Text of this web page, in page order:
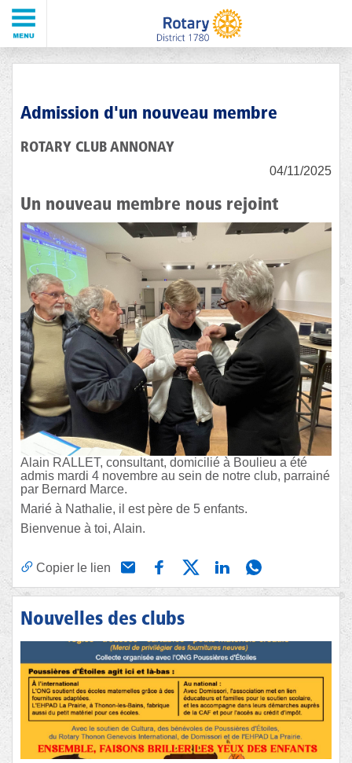
Admission d'un nouveau membre
ROTARY CLUB ANNONAY
04/11/2025
Un nouveau membre nous rejoint
Alain RALLET, consultant, domicilié à Boulieu a été
admis mardi 4 novembre au sein de notre club, parrainé
par Bernard Marce.
Marié à Nathalie, il est père de 5 enfants.
Bienvenue à toi, Alain.
Copier le lien
Nouvelles des clubs